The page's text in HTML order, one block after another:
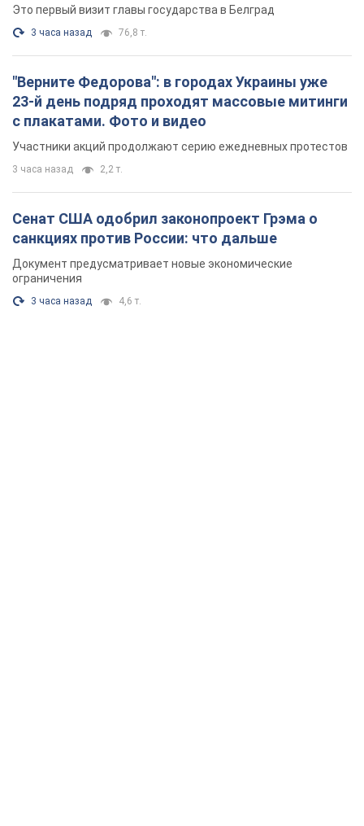
Это первый визит главы государства в Белград
3 часа назад 76,8 т.
"Верните Федорова": в городах Украины уже
23-й день подряд проходят массовые митинги
с плакатами. Фото и видео
Участники акций продолжают серию ежедневных протестов
3 часа назад 2,2 т.
Сенат США одобрил законопроект Грэма о
санкциях против России: что дальше
Документ предусматривает новые экономические
ограничения
3 часа назад 4,6 т.